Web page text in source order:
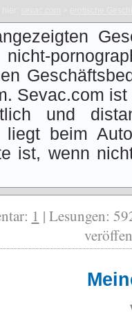
nicht-
Sevac.com
und
liegt beim
ist, wenn
1 | Lesungen: